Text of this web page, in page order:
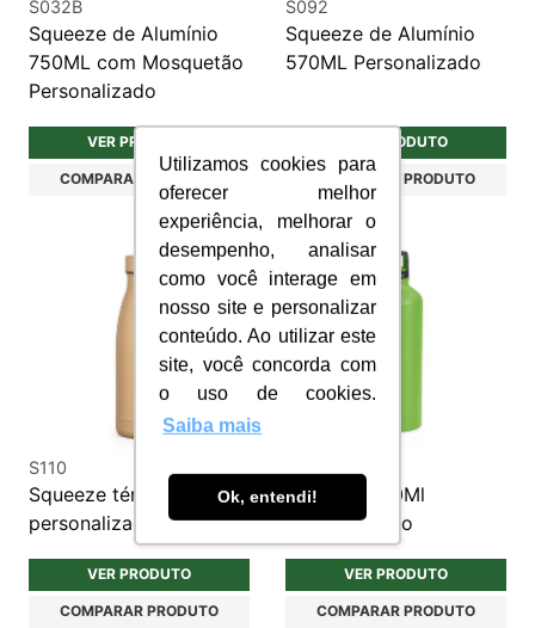
Utilizamos cookies para
oferecer melhor
experiência, melhorar o
desempenho, analisar
como você interage em
nosso site e personalizar
conteúdo. Ao utilizar este
site, você concorda com
o uso de cookies.
Saiba mais
Ok, entendi!
S032B
Squeeze de Alumínio
750ML com Mosquetão
Personalizado
VER PRODUTO
COMPARAR PRODUTO
S092
Squeeze de Alumínio
570ML Personalizado
VER PRODUTO
COMPARAR PRODUTO
S110
Squeeze térmico
personalizado aço inox
VER PRODUTO
COMPARAR PRODUTO
Squeeze 750Ml
Personalizado
VER PRODUTO
COMPARAR PRODUTO